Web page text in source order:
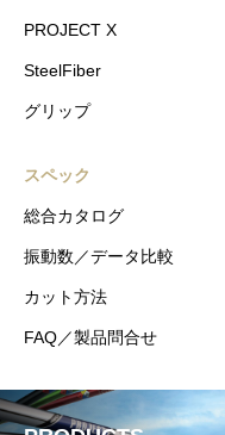
PROJECT X
SteelFiber
グリップ
スペック
総合カタログ
振動数／データ比較
カット方法
FAQ／製品問合せ